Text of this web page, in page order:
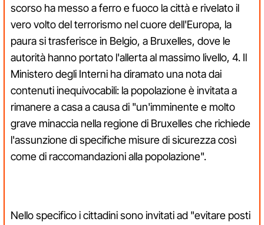
scorso ha messo a ferro e fuoco la città e rivelato il
vero volto del terrorismo nel cuore dell'Europa, la
paura si trasferisce in Belgio, a Bruxelles, dove le
autorità hanno portato l'allerta al massimo livello, 4. Il
Ministero degli Interni ha diramato una nota dai
contenuti inequivocabili: la popolazione è invitata a
rimanere a casa a causa di "un'imminente e molto
grave minaccia nella regione di Bruxelles che richiede
l'assunzione di specifiche misure di sicurezza così
come di raccomandazioni alla popolazione".
Nello specifico i cittadini sono invitati ad "evitare posti